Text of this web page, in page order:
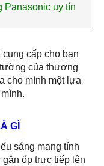
Panasonic uy tín
cấp cho bạn
của thương
cho mình một lựa
GÌ
sáng mang tính
ốp trực tiếp lên